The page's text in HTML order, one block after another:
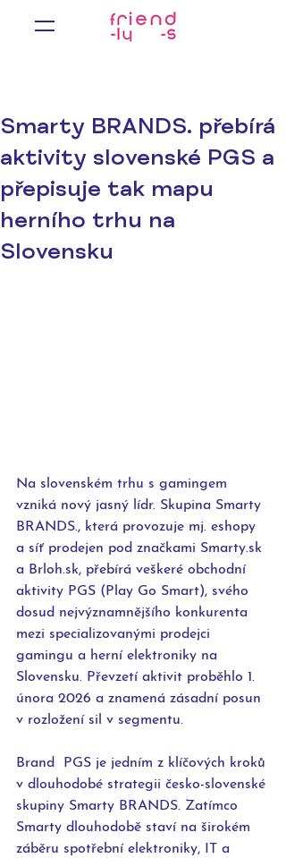
Smarty BRANDS. přebírá
aktivity slovenské PGS a
přepisuje tak mapu
herního trhu na
Slovensku
Na slovenském trhu s gamingem
vzniká nový jasný lídr. Skupina Smarty
BRANDS., která provozuje mj. eshopy
a síť prodejen pod značkami Smarty.sk
a Brloh.sk, přebírá veškeré obchodní
aktivity PGS (Play Go Smart), svého
dosud nejvýznamnějšího konkurenta
mezi specializovanými prodejci
gamingu a herní elektroniky na
Slovensku. Převzetí aktivit proběhlo 1.
února 2026 a znamená zásadní posun
v rozložení sil v segmentu.
Brand  PGS je jedním z klíčových kroků
v dlouhodobé strategii česko-slovenské
skupiny Smarty BRANDS. Zatímco
Smarty dlouhodobě staví na širokém
záběru spotřební elektroniky, IT a